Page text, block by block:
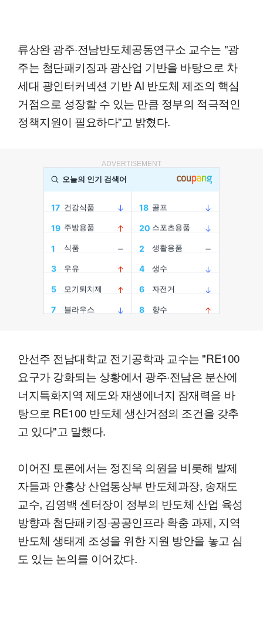
류상완 광주·전남반도체공동연구소 교수는 "광
주는 첨단패키징과 광산업 기반을 바탕으로 차
세대 광인터커넥션 기반 AI 반도체 제조의 핵심
거점으로 성장할 수 있는 만큼 정부의 적극적인
정책지원이 필요하다”고 밝혔다.
ADVERTISEMENT
안선주 전남대학교 전기공학과 교수는 "RE100
요구가 강화되는 상황에서 광주·전남은 분산에
너지특화지역 제도와 재생에너지 잠재력을 바
탕으로 RE100 반도체 생산거점의 조건을 갖추
고 있다"고 말했다.
이어진 토론에서는 정진욱 의원을 비롯해 발제
자들과 안홍상 산업통상부 반도체과장, 송재도
교수, 김영백 센터장이 정부의 반도체 산업 육성
방향과 첨단패키징·공공인프라 확충 과제, 지역
반도체 생태계 조성을 위한 지원 방안을 놓고 심
도 있는 논의를 이어갔다.